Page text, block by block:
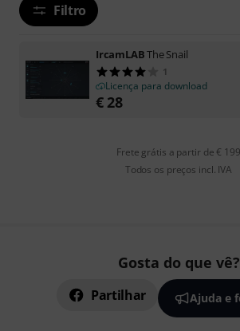
Filtro
IrcamLABThe Snail
1
Licença para download
€ 28
Frete grátis a partir de € 199
Todos os preços incl. IVA
Gosta do que vê?
Partilhar Ajuda e